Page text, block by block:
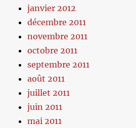
janvier 2012
décembre 2011
novembre 2011
octobre 2011
septembre 2011
août 2011
juillet 2011
juin 2011
mai 2011